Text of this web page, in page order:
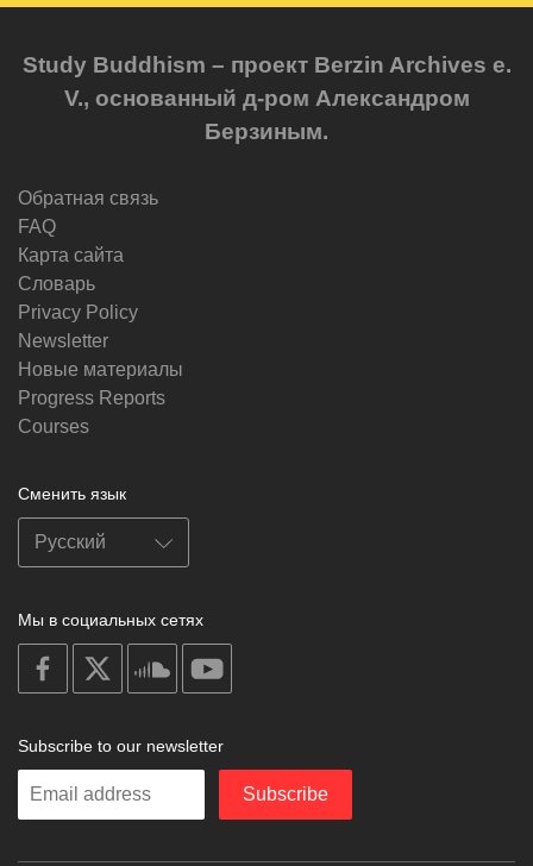
Study Buddhism – проект Berzin Archives e.
V., основанный д-ром Александром
Берзиным.
Обратная связь
FAQ
Карта сайта
Словарь
Privacy Policy
Newsletter
Новые материалы
Progress Reports
Courses
Сменить язык
Мы в социальных сетях
on
facebook
soundcloud
Subscribe to our newsletter
Enter
Subscribe